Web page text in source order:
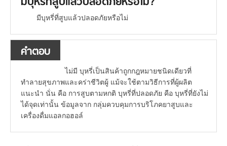
มีบุหรี่ที่สูบแล้วปลอดภัยหรือไม่
คำตอบ
ไม่มี บุหรี่เป็นสินค้าถูกกฎหมายชนิดเดียวที่
ทำลายสุขภาพและคร่าชีวิตผู้ แม้จะใช้ตามวิธีการที่ผู้ผลิต
แนะนำ นั่น คือ การสูบตามหกติ บุหรี่ที่ปลอดภัย คือ บุหรี่ที่ยังไม่
ได้จุดเท่านั้น ข้อมูลจาก กลุ่มควบคุมการบริโภคยาสูบและ
เครื่องดื่มแอลกอฮอล์